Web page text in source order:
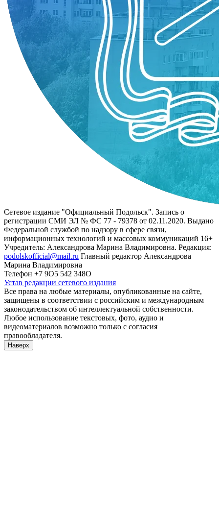
Сетевое издание "Официальный Подольск". Запись о
регистрации СМИ ЭЛ № ФС 77 - 79378 от 02.11.2020. Выдано
Федеральной службой по надзору в сфере связи,
информационных технологий и массовых коммуникаций 16+
Учредитель: Александрова Марина Владимировна. Редакция:
podolskofficial@mail.ru Главный редактор Александрова
Марина Владимировна
Телефон +7 9О5 542 348О
Устав редакции сетевого издания
Все права на любые материалы, опубликованные на сайте,
защищены в соответствии с российским и международным
законодательством об интеллектуальной собственности.
Любое использование текстовых, фото, аудио и
видеоматериалов возможно только с согласия
правообладателя.
Наверх